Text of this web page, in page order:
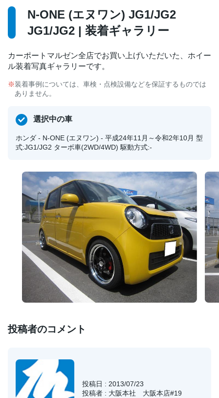
N-ONE (エヌワン) JG1/JG2
JG1/JG2 | 装着ギャラリー
カーポートマルゼン全店でお買い上げいただいた、ホイー
ル装着写真ギャラリーです。
装着事例については、車検・点検設備などを保証するものでは
ありません。
選択中の車
ホンダ - N-ONE (エヌワン) - 平成24年11月～令和2年10月 型
式:JG1/JG2 ターボ車(2WD/4WD) 駆動方式:-
投稿者のコメント
投稿日 : 2013/07/23
投稿者 : 大阪本社 大阪本店#19